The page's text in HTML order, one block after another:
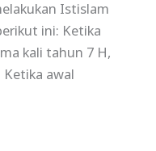
Istislam
ini: Ketika
kali tahun 7 H,
awal